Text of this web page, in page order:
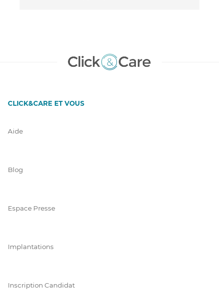
CLICK&CARE ET VOUS
Aide
Blog
Espace Presse
Implantations
Inscription Candidat